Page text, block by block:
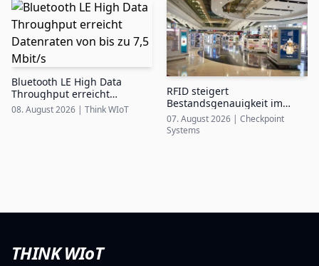
Bluetooth LE High Data
Throughput erreicht
Datenraten von bis zu 7,5
Mbit/s
08. August 2026 | Think WIoT
RFID steigert
Bestandsgenauigkeit im
Airport Duty-Free auf bis zu
99%
07. August 2026 | Checkpoint
Systems
THINK WIoT